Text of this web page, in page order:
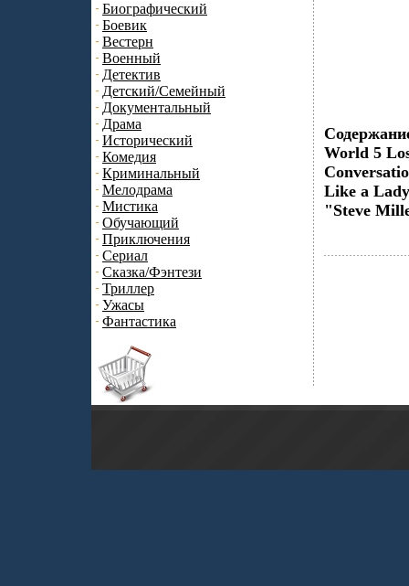
Биографический
Боевик
Вестерн
Военный
Детектив
Детский/Семейный
Документальный
Драма
Исторический
Комедия
Криминальный
Мелодрама
Мистика
Обучающий
Приключения
Сериал
Сказка/Фэнтези
Триллер
Ужасы
Фантастика
World 5
Like a
"Steve